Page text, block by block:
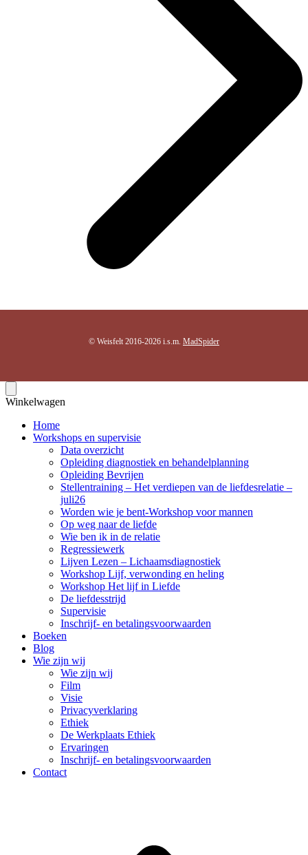
© Weisfelt 2016-2026 i.s.m. MadSpider
Winkelwagen
Home
Workshops en supervisie
Data overzicht
Opleiding diagnostiek en behandelplanning
Opleiding Bevrijen
Stellentraining – Het verdiepen van de liefdesrelatie –
juli26
Worden wie je bent-Workshop voor mannen
Op weg naar de liefde
Wie ben ik in de relatie
Regressiewerk
Lijven Lezen – Lichaamsdiagnostiek
Workshop Lijf, verwonding en heling
Workshop Het lijf in Liefde
De liefdesstrijd
Supervisie
Inschrijf- en betalingsvoorwaarden
Boeken
Blog
Wie zijn wij
Wie zijn wij
Film
Visie
Privacyverklaring
Ethiek
De Werkplaats Ethiek
Ervaringen
Inschrijf- en betalingsvoorwaarden
Contact